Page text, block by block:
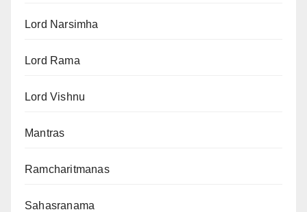
Lord Narsimha
Lord Rama
Lord Vishnu
Mantras
Ramcharitmanas
Sahasranama